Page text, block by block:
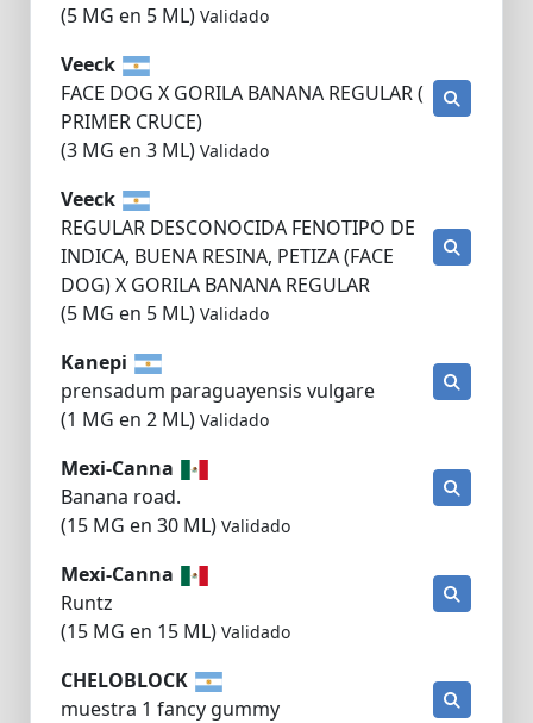
(5 MG en 5 ML)Validado
Veeck
FACE DOG X GORILA BANANA REGULAR (
PRIMER CRUCE)
(3 MG en 3 ML)Validado
Veeck
REGULAR DESCONOCIDA FENOTIPO DE
INDICA, BUENA RESINA, PETIZA (FACE
DOG) X GORILA BANANA REGULAR
(5 MG en 5 ML)Validado
Kanepi
prensadum paraguayensis vulgare
(1 MG en 2 ML)Validado
Mexi-Canna
Banana road.
(15 MG en 30 ML)Validado
Mexi-Canna
Runtz
(15 MG en 15 ML)Validado
CHELOBLOCK
muestra 1 fancy gummy